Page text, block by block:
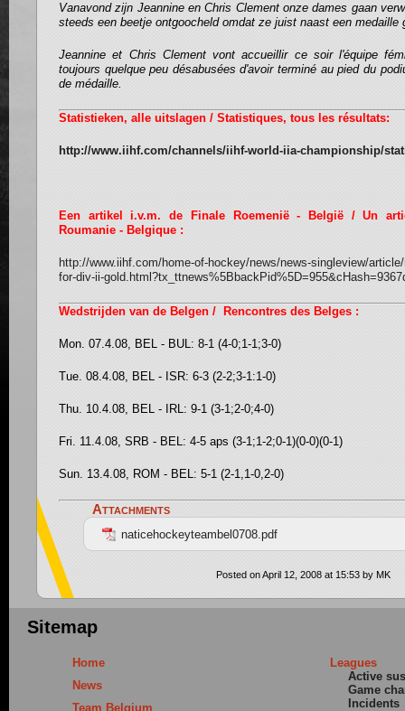
Vanavond zijn Jeannine en Chris Clement onze dames gaan
steeds een beetje ontgoocheld omdat ze juist naast een medaille
Jeannine et Chris Clement vont accueillir ce soir l'équipe
toujours quelque peu désabusées d'avoir terminé au pied du
de médaille.
Statistieken, alle uitslagen / Statistiques, tous les résultats:
http://www.iihf.com/channels/iihf-world-iia-championship/
Een artikel i.v.m. de Finale Roemenië - België / Un
Roumanie - Belgique :
http://www.iihf.com/home-of-hockey/news/news-singleview/
for-div-ii-
Wedstrijden van de Belgen / Rencontres des Belges :
Mon. 07.4.08, BEL - BUL: 8-1 (4-0;1-1;3-0)
Tue. 08.4.08, BEL - ISR: 6-3 (2-2;3-1:1-0)
Thu. 10.4.08, BEL - IRL: 9-1 (3-1;2-0;4-0)
Fri. 11.4.08, SRB - BEL: 4-5 aps (3-1;1-2;0-1)(0-0)(0-1)
Sun. 13.4.08, ROM - BEL: 5-1 (2-1,1-0,2-0)
Attachments
naticehockeyteambel0708.pdf
Posted on April 12, 2008 at 15:53 by MK
Sitemap
Home
News
Team Belgium
Leagues
Active
Game
Incidents